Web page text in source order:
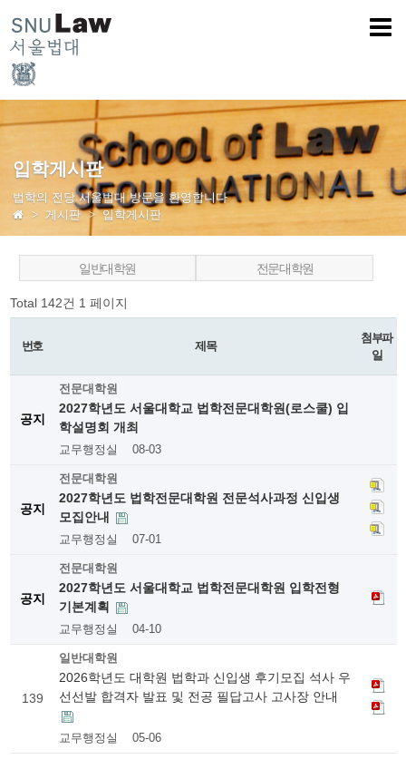
입학게시판
법학의 전당 서울법대 방문을 환영합니다
게시판
입학게시판
일반대학원 전문대학원
Total 142건 1 페이지
번호 제목
첨부파
일
공지
전문대학원
2027학년도 서울대학교 법학전문대학원(로스쿨) 입
학설명회 개최
교무행정실 08-03
공지
전문대학원
2027학년도 법학전문대학원 전문석사과정 신입생
모집안내
교무행정실 07-01
공지
전문대학원
2027학년도 서울대학교 법학전문대학원 입학전형
기본계획
교무행정실 04-10
139
일반대학원
2026학년도 대학원 법학과 신입생 후기모집 석사 우
선선발 합격자 발표 및 전공 필답고사 고사장 안내
교무행정실 05-06